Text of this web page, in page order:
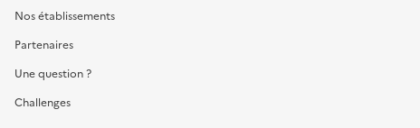
Nos établissements
Partenaires
Une question ?
Challenges